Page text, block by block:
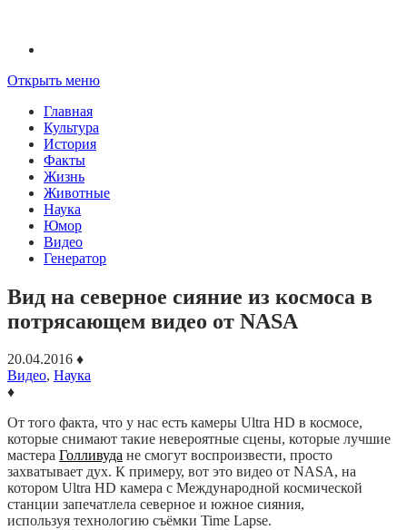
Открыть меню
Главная
Культура
История
Факты
Жизнь
Животные
Наука
Юмор
Видео
Генератор
Вид на северное сияние из космоса в
потрясающем видео от NASA
20.04.2016 ♦
Видео, Наука
♦
От того факта, что у нас есть камеры Ultra HD в космосе,
которые снимают такие невероятные сцены, которые лучшие
мастера Голливуда не смогут воспроизвести, просто
захватывает дух. К примеру, вот это видео от NASA, на
котором Ultra HD камера с Международной космической
станции запечатлела северное и южное сияния,
используя технологию съёмки Time Lapse.